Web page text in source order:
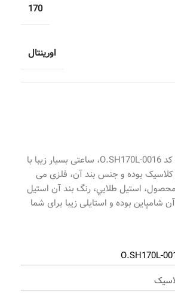
ساعت اورینتال زنانه کد O.SH170L-0016، ساعتی بسیار زیبا با
از نوع کلاسیک بوده و جنس بند آن، فلزی می
استيل طلايي، رنگ بند آن استيل
بوده و استایلی زیبا برای شما
O.SH170L-
170
اورینتال